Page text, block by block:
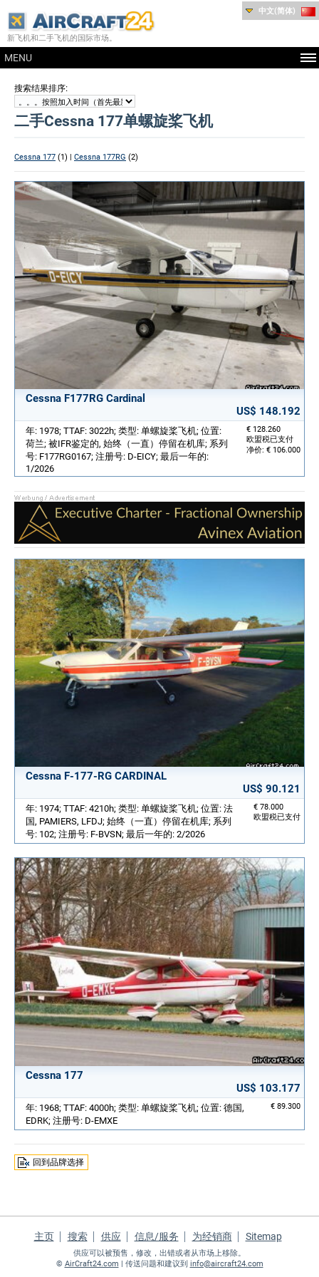
新飞机和二手飞机的国际市场。
MENU
中文(简体)
搜索结果排序:
二手Cessna 177单螺旋桨飞机
Cessna 177 (1) | Cessna 177RG (2)
Cessna F177RG Cardinal
US$ 148.192
€ 128.260
欧盟税已支付
净价: € 106.000
年: 1978; TTAF: 3022h; 类型: 单螺旋桨飞机; 位置:
荷兰; 被IFR鉴定的, 始终（一直）停留在机库; 系列
号: F177RG0167; 注册号: D-EICY; 最后一年的:
1/2026
Cessna F-177-RG CARDINAL
US$ 90.121
€ 78.000
欧盟税已支付
年: 1974; TTAF: 4210h; 类型: 单螺旋桨飞机; 位置: 法
国, PAMIERS, LFDJ; 始终（一直）停留在机库; 系列
号: 102; 注册号: F-BVSN; 最后一年的: 2/2026
Cessna 177
US$ 103.177
€ 89.300
年: 1968; TTAF: 4000h; 类型: 单螺旋桨飞机; 位置: 德国,
EDRK; 注册号: D-EMXE
回到品牌选择
主页 搜索 供应 信息/服务 为经销商 Sitemap
供应可以被预售，修改，出错或者从市场上移除。
© AirCraft24.com | 传送问题和建议到 info@aircraft24.com